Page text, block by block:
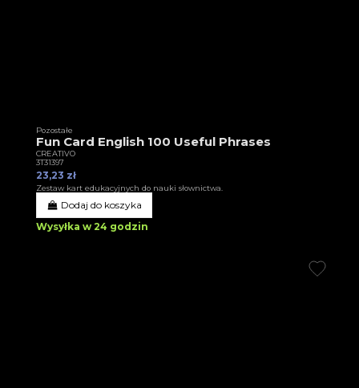
Pozostałe
Fun Card English 100 Useful Phrases
CREATIVO
3T31397
23,23 zł
Zestaw kart edukacyjnych do nauki słownictwa.
Dodaj do koszyka
Wysyłka w 24 godzin